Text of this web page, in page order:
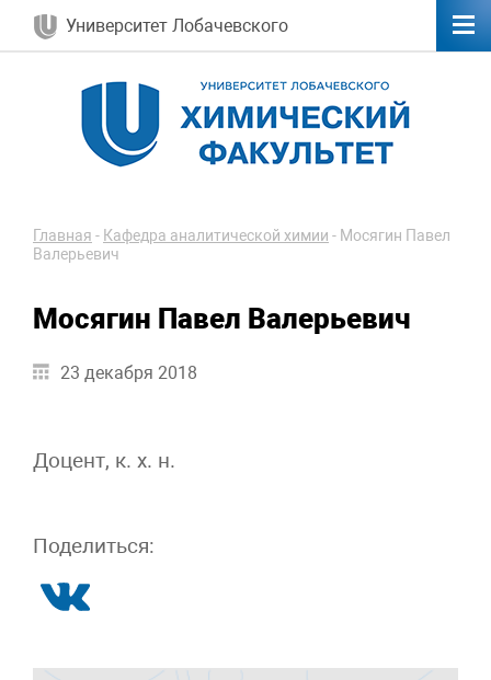
Университет Лобачевского
Главная - Кафедра аналитической химии - Мосягин Павел
Валерьевич
Мосягин Павел Валерьевич
23 декабря 2018
Доцент, к. х. н.
Поделиться: